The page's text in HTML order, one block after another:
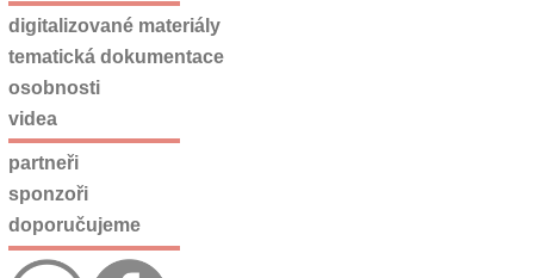
digitalizované materiály
tematická dokumentace
osobnosti
videa
partneři
sponzoři
doporučujeme